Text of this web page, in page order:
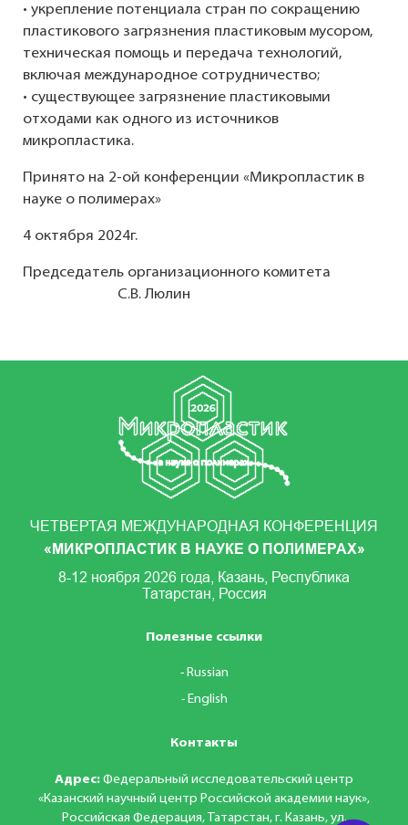
• укрепление потенциала стран по сокращению
пластикового загрязнения пластиковым мусором,
техническая помощь и передача технологий,
включая международное сотрудничество;
• существующее загрязнение пластиковыми
отходами как одного из источников
микропластика.
Принято на 2-ой конференции «Микропластик в
науке о полимерах»
4 октября 2024г.
Председатель организационного комитета
С.В. Люлин
ЧЕТВЕРТАЯ МЕЖДУНАРОДНАЯ КОНФЕРЕНЦИЯ
«МИКРОПЛАСТИК В НАУКЕ О ПОЛИМЕРАХ»
8-12 ноября 2026 года, Казань, Республика
Татарстан, Россия
Полезные ссылки
Russian
English
Контакты
Адрес: Федеральный исследовательский центр
«Казанский научный центр Российской академии наук»,
Российская Федерация, Татарстан, г. Казань, ул.